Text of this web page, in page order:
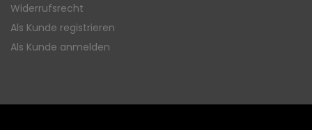
Widerrufsrecht
Als Kunde registrieren
Als Kunde anmelden